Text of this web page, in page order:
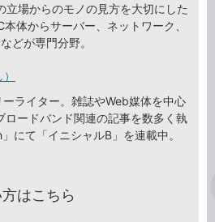
立場からのモノの見方を大切にした
体からサーバー、ネットワーク、
どが専門分野。
ライター。雑誌やWeb媒体を中心
ロードバンド関連の記事を数多く執
にて「イニシャルB」を連載中。
はこちら